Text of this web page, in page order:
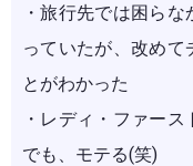
・旅行先では困ら
っていたが、改めて
とがわかった
・レディ・ファー
でも、モテる(笑)